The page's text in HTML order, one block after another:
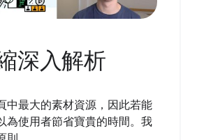
深入解析
中最大的素材資源，因此若能
為使用者節省寶貴的時間。我